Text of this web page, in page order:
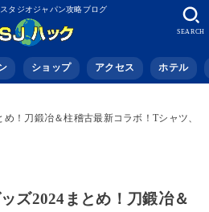
タジオジャパン攻略ブログ
ショップ アクセス ホテル
SEARCH
め！刀鍛冶＆柱稽古最新コラボ！Tシャツ、
ズ2024まとめ！刀鍛冶＆